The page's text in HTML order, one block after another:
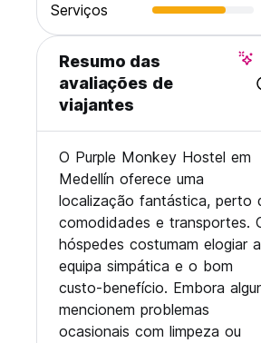
Serviços
Resumo das
avaliações de
viajantes
O Purple Monkey Hostel em
Medellín oferece uma
localização fantástica, perto
comodidades e transportes.
hóspedes costumam elogiar a
equipa simpática e o bom
custo-benefício. Embora
mencionem problemas
ocasionais com limpeza ou